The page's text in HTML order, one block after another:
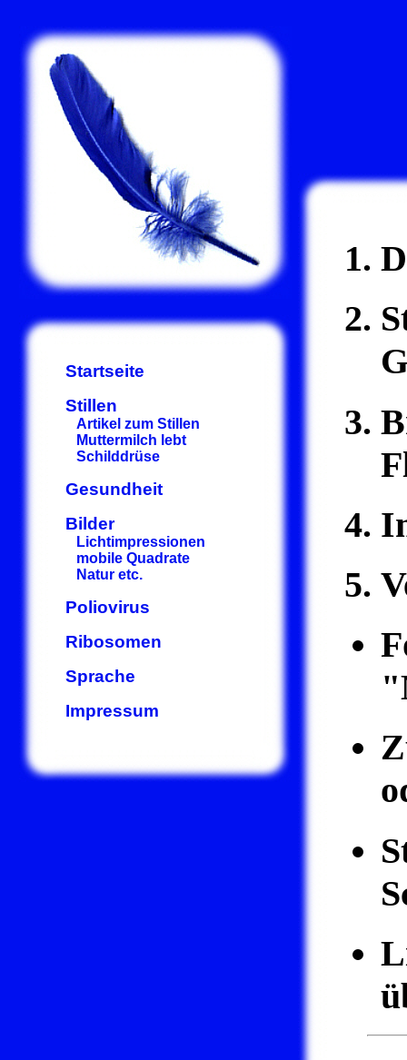
Startseite
Stillen
Artikel zum Stillen
Muttermilch lebt
Schilddrüse
Gesundheit
Bilder
Lichtimpressionen
mobile Quadrate
Natur etc.
Poliovirus
Ribosomen
Sprache
Impressum